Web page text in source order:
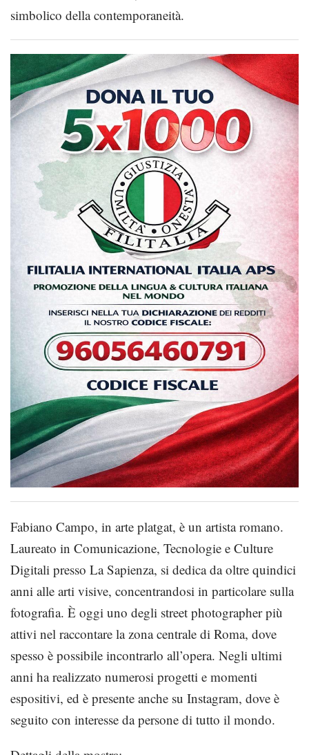
simbolico della contemporaneità.
Fabiano Campo, in arte platgat, è un artista romano.
Laureato in Comunicazione, Tecnologie e Culture
Digitali presso La Sapienza, si dedica da oltre quindici
anni alle arti visive, concentrandosi in particolare sulla
fotografia. È oggi uno degli street photographer più
attivi nel raccontare la zona centrale di Roma, dove
spesso è possibile incontrarlo all’opera. Negli ultimi
anni ha realizzato numerosi progetti e momenti
espositivi, ed è presente anche su Instagram, dove è
seguito con interesse da persone di tutto il mondo.